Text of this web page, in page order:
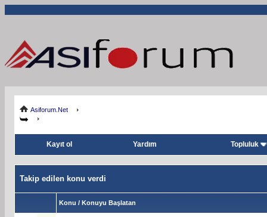
Asiforum.Net
Kayıt ol Yardım Topluluk
Takip edilen konu verdi
Konu / Konuyu Başlatan